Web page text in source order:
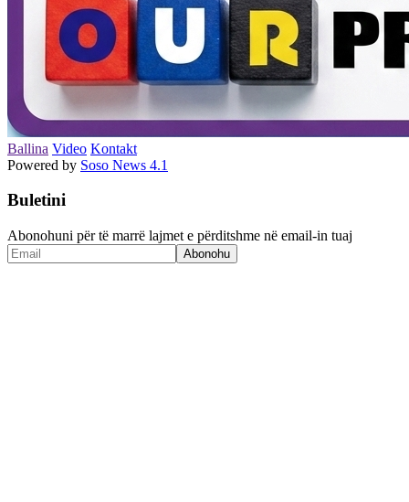
Ballina Video Kontakt
Powered by Soso News 4.1
Buletini
Abonohuni për të marrë lajmet e përditshme në email-in tuaj
Abonohu